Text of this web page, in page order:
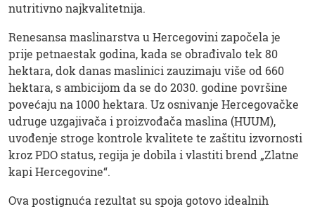
nutritivno najkvalitetnija.
Renesansa maslinarstva u Hercegovini započela je
prije petnaestak godina, kada se obrađivalo tek 80
hektara, dok danas maslinici zauzimaju više od 660
hektara, s ambicijom da se do 2030. godine površine
povećaju na 1000 hektara. Uz osnivanje Hercegovačke
udruge uzgajivača i proizvođača maslina (HUUM),
uvođenje stroge kontrole kvalitete te zaštitu izvornosti
kroz PDO status, regija je dobila i vlastiti brend „Zlatne
kapi Hercegovine“.
Ova postignuća rezultat su spoja gotovo idealnih